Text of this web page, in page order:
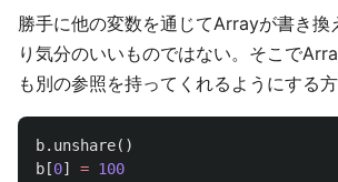
勝手に他の変数を通じてArrayが書き換
り気分のいいものではない。そこで
も別の参照を持ってくれるようにする方
b. unshare()
b [0] = 100